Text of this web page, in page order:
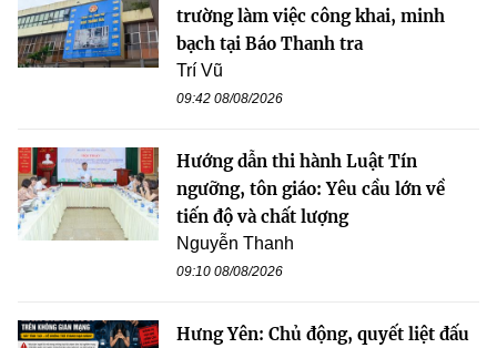
trường làm việc công khai, minh
bạch tại Báo Thanh tra
Trí Vũ
09:42 08/08/2026
Hướng dẫn thi hành Luật Tín
ngưỡng, tôn giáo: Yêu cầu lớn về
tiến độ và chất lượng
Nguyễn Thanh
09:10 08/08/2026
Hưng Yên: Chủ động, quyết liệt đấu